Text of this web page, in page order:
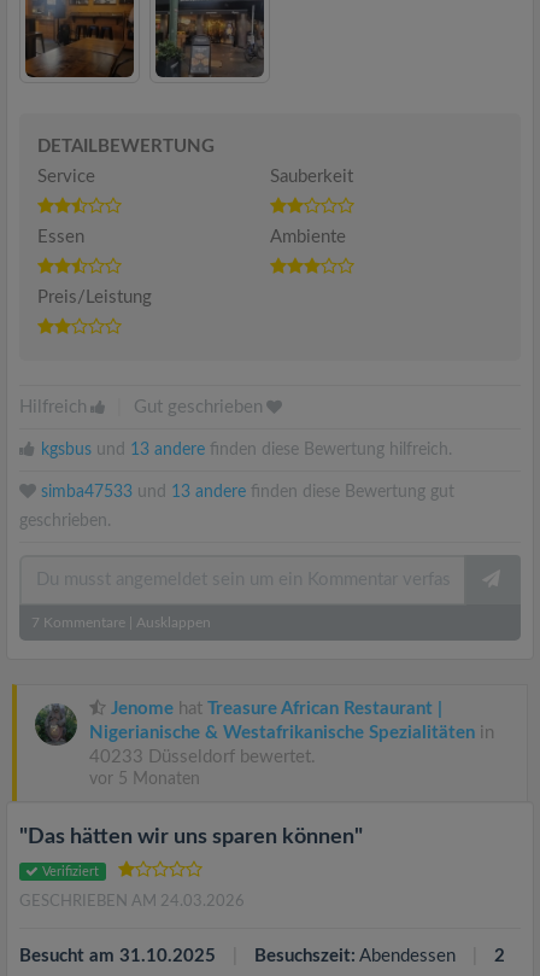
DETAILBEWERTUNG
Service
Sauberkeit
Essen Ambiente
Preis/Leistung
Hilfreich Gut geschrieben
kgsbus und 13 andere finden diese Bewertung hilfreich.
simba47533 und 13 andere finden diese Bewertung gut
geschrieben.
7 Kommentare Ausklappen
Jenome hat Treasure African Restaurant |
Nigerianische & Westafrikanische Spezialitäten in
40233 Düsseldorf bewertet.
vor 5 Monaten
"Das hätten wir uns sparen können"
Verifiziert
GESCHRIEBEN AM 24.03.2026
Besucht am 31.10.2025 Besuchszeit: Abendessen
2